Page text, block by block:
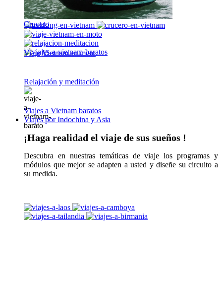
Crucero
Viaje Vietnam en moto
Relajación y meditación
Viajes a Vietnam baratos
Viajes por Indochina y Asia
¡Haga realidad el viaje de sus sueños !
Descubra en nuestras temáticas de viaje los programas y
módulos que mejor se adapten a usted y diseñe su circuito a
su medida.